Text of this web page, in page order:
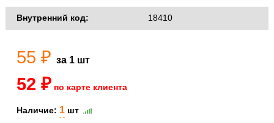
Внутренний код: 18410
55 ₽ за 1 шт
52 ₽ по карте клиента
Наличие: 1 шт